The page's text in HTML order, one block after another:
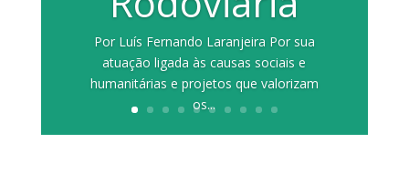
Por Luís Fernando Laranjeira Por sua
atuação ligada às causas sociais e
humanitárias e projetos que valorizam
os...